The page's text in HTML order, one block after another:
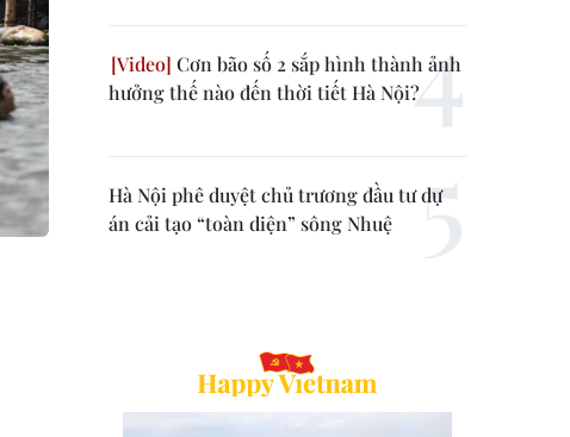
Cơn bão số 2 sắp hình thành ảnh
hưởng thế nào đến thời tiết Hà Nội?
Hà Nội phê duyệt chủ trương đầu tư dự
án cải tạo “toàn diện” sông Nhuệ